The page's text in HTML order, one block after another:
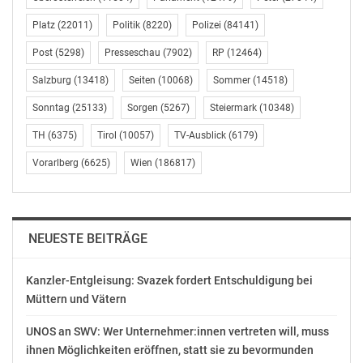
AKTUELLE FOTOSTRECKE ZUM 25-JAHR-JUBILÄUM DES
MUSEUMSQUARTIER
Seit Mai dieses Jahres schmücken die Porträts der MQ
Kampagne von Elfie Semotan den Wiener Stadtraum.
25 Persönlichkeiten holte Semotan vor die Kamera. Sie
selbst wurde von Christoph Thanhoffer fotografiert und
ist die „Plus 1” von 25 Protagonist:innen. Der Schweizer
Kreativdirektor Beda Achermann hat die Porträts
mumok und Leopold Museum überlagert. Persönliche
über gemeinsames Tun, Erleben und Denken definiert.
Elfie Semotan formulierte ihre Beziehung zum MQ wie
folgt:_ „Das MQ ist wichtig, ein Glück, eine
Platz (22011) Politik (8220) Polizei (84141)
Post (5298) Presseschau (7902) RP (12464)
Salzburg (13418) Seiten (10068) Sommer (14518)
Sonntag (25133) Sorgen (5267) Steiermark (10348)
TH (6375) Tirol (10057) TV-Ausblick (6179)
Vorarlberg (6625) Wien (186817)
NEUESTE BEITRÄGE
Kanzler-Entgleisung: Svazek fordert Entschuldigung bei
Müttern und Vätern
UNOS an SWV: Wer Unternehmer:innen vertreten will, muss
ihnen Möglichkeiten eröffnen, statt sie zu bevormunden